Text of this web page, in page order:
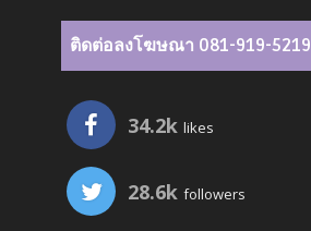
ติดต่อลงโฆษณา 081-919-5219
34.2k likes
28.6k followers